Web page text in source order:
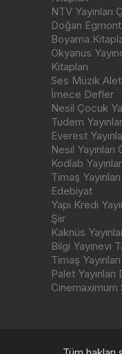
NTV Yayınları
Doğan Egmont
Boyama
Okyanus
Kitapları
Ses Müzik
İmece Defler
Nesil Çocuk
Tudem
Everest
Nesil Yayınları
Kodlab
Timaş
Edebiyat
Yapı Kredi
Şiir
Kaknüs
Bilgi Yayınevi
Timaş
Palet Yayınları
Cinemaximum